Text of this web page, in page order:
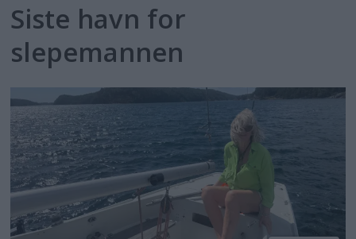
Siste havn for
slepemannen